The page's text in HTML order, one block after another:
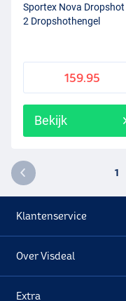
Sportex Nova Dropshot
2 Dropshothengel
159.95
Bekijk
1
Klantenservice
Over Visdeal
Extra